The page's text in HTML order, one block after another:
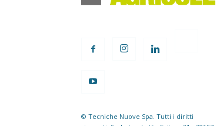
© Tecniche Nuove Spa. Tutti i diritti